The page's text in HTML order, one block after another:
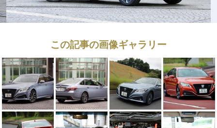
この記事の画像ギャラリー